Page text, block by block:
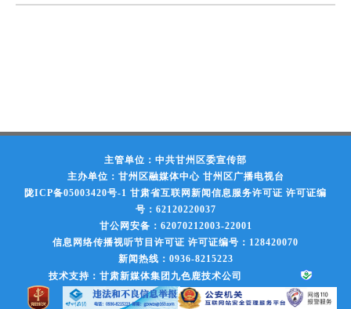
主管单位：中共甘州区委宣传部
主办单位：甘州区融媒体中心 甘州区广播电视台
陇ICP备05003420号-1 甘肃省互联网新闻信息服务许可证 许可证编
号：62120220037
甘公网安备：62070212003-22001
信息网络传播视听节目许可证 许可证编号：128420070
新闻热线：0936-8215223
技术支持：甘肃新媒体集团九色鹿技术公司